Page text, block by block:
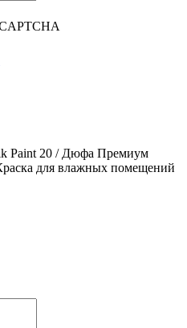
Paint 20 / Дюфа Премиум
для влажных помещений